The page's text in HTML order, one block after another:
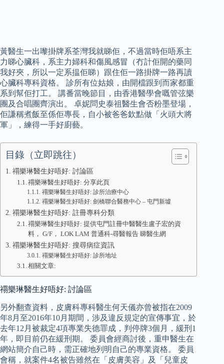
黃醫生一出嚟掛牌系荃灣我就睇佢，不過當時佢唔系主
力睇心臟科，系主力婦科和傷風感冒（冇計佢開的藥同
我好夾，所以一定系揾佢睇）跟住佢一路掛牌一路再讀
心臟科專科資格。 診所有位姑娘，由開檔跟到而家都重
系到幫佢打工。 講番當晚節目，由香港醫學會嘅管弦樂
團及合唱團齊演出。 卓妮問史泰祖醫生會否粉墨登場，
佢謙稱煮飯至係佢專長，自小被爸爸欽點做「火頭大將
軍」，練得一手好廚藝。
目錄（立即跳往）
禤樂琳醫生好唔好: 討論區
禤樂琳醫生好唔好: 分享此頁
禤樂琳醫生好唔好: 診所治療中心
禤樂琳醫生好唔好: 劍橋聯合醫務中心 – 屯門新墟
禤樂琳醫生好唔好: 註冊專科分類
禤樂琳醫生好唔好: 提供屯門註冊中醫醫生盧子宏的資
料， G/F， LOK LAM 普通科-尋醫報告 睇醫生網
禤樂琳醫生好唔好: 搜尋病症資訊
禤樂琳醫生好唔好: 診所地址
相關文章:
禤樂琳醫生好唔好: 討論區
另外翻查資料，皮膚科專科醫生何天儀亦曾被指在2009
年8月至2016年10月期間，涉及違反規定的宣傳事宜，於
去年12月被裁定4項專業失德罪成，判停牌3個月，緩刑1
年，即目前仍在緩刑期。 委員會經商討後，重申醫生在
網站簡介自己時，需正確地列明自己的專業資格。 委員
會稱，就案件4名被告雖然在「皮膚美容」及「兒童皮